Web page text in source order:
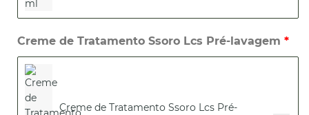
Creme de Tratamento Ssoro Lcs Pré-lavagem
Creme de Tratamento Ssoro Lcs Pré-